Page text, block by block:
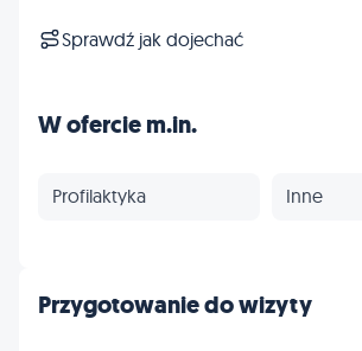
Sprawdź jak dojechać
W ofercie m.in.
Profilaktyka Inne
Przygotowanie do wizyty